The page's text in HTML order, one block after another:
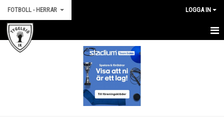
FOTBOLL - HERRAR LOGGA IN
HEM